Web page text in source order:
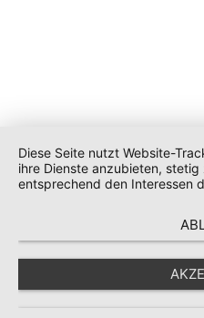
Diese Seite nutzt Website-
ihre Dienste anzubieten,
entsprechend den Interessen